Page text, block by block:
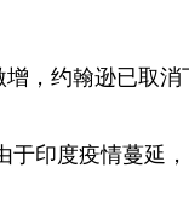
，约翰逊已取
印度疫情蔓延